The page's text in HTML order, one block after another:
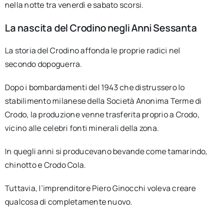
nella notte tra venerdì e sabato scorsi.
La nascita del Crodino negli Anni Sessanta
La storia del Crodino affonda le proprie radici nel
secondo dopoguerra.
Dopo i bombardamenti del 1943 che distrussero lo
stabilimento milanese della Società Anonima Terme di
Crodo, la produzione venne trasferita proprio a Crodo,
vicino alle celebri fonti minerali della zona.
In quegli anni si producevano bevande come tamarindo,
chinotto e Crodo Cola.
Tuttavia, l’imprenditore Piero Ginocchi voleva creare
qualcosa di completamente nuovo.